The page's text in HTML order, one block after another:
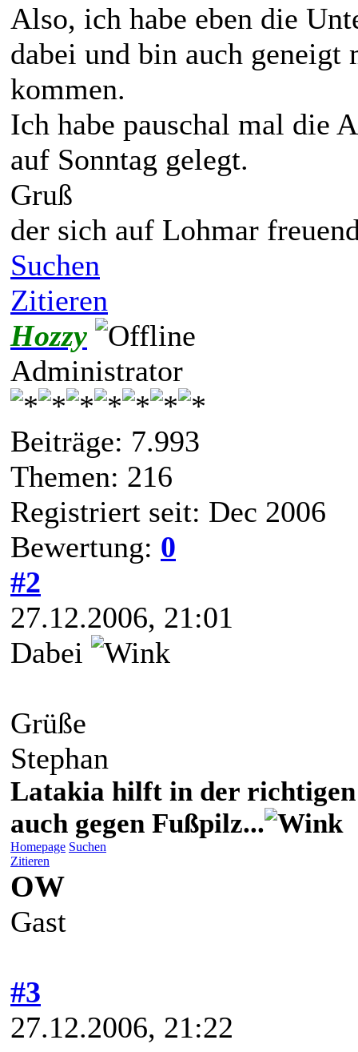
Also, ich habe eben die
dabei und bin auch geneigt
kommen.
Ich habe pauschal mal die
auf Sonntag gelegt.
Gruß
der sich auf Lohmar
Suchen
Zitieren
Hozzy
Administrator
Beiträge: 7.993
Themen: 216
Registriert seit: Dec 2006
Bewertung: 0
#2
27.12.2006, 21:01
Dabei
Grüße
Stephan
Latakia hilft in der richtigen
auch gegen Fußpilz...
Homepage Suchen
Zitieren
OW
Gast
#3
27.12.2006, 21:22